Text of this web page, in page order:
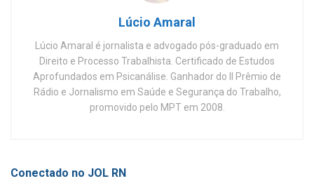
Lúcio Amaral
Lúcio Amaral é jornalista e advogado pós-graduado em
Direito e Processo Trabalhista. Certificado de Estudos
Aprofundados em Psicanálise. Ganhador do II Prêmio de
Rádio e Jornalismo em Saúde e Segurança do Trabalho,
promovido pelo MPT em 2008.
Conectado no JOL RN